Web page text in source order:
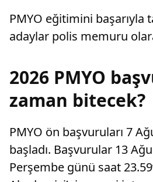
PMYO eğitimini başarıyla
adaylar polis memuru
2026 PMYO
zaman bitecek?
PMYO ön başvuruları 7
başladı. Başvurular 13
Perşembe günü saat